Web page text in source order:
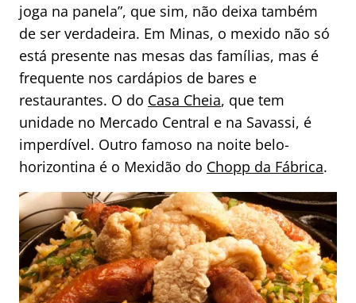
joga na panela”, que sim, não deixa também
de ser verdadeira. Em Minas, o mexido não só
está presente nas mesas das famílias, mas é
frequente nos cardápios de bares e
restaurantes. O do Casa Cheia, que tem
unidade no Mercado Central e na Savassi, é
imperdível. Outro famoso na noite belo-
horizontina é o Mexidão do Chopp da Fábrica.